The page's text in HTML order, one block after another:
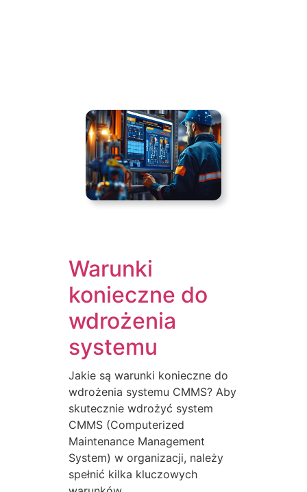
Warunki
konieczne do
wdrożenia
systemu
Jakie są warunki konieczne do
wdrożenia systemu CMMS? Aby
skutecznie wdrożyć system
CMMS (Computerized
Maintenance Management
System) w organizacji, należy
spełnić kilka kluczowych